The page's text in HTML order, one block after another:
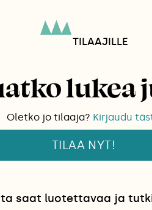
TILAAJILLE
lukea
Oletko jo tilaaja? Kirjaudu
TILAA NYT!
saat luotettavaa ja